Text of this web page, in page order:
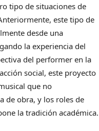
tipo de situaciones de
este tipo de
desde una
la experiencia del
del performer en la
social, este proyecto
que no
de obra, y los roles de
la tradición académica.